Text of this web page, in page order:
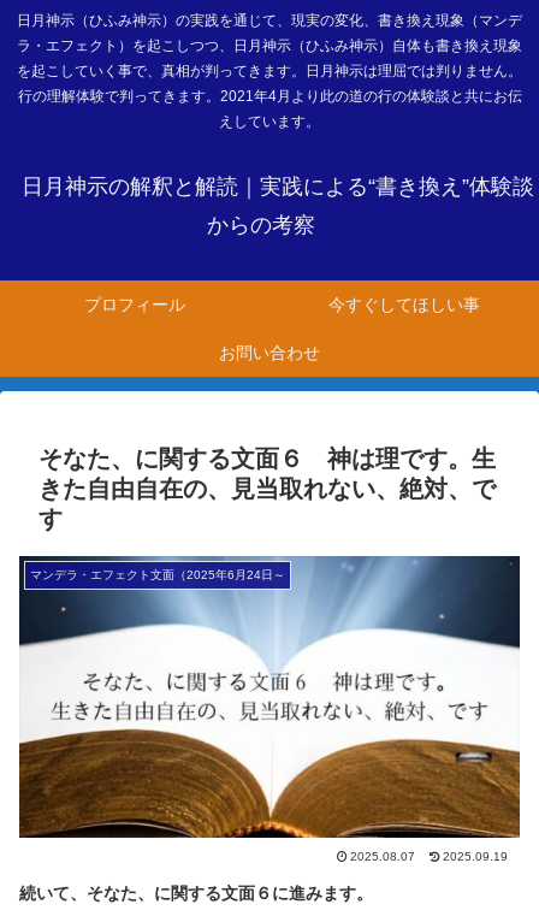
日月神示（ひふみ神示）の実践を通じて、現実の変化、書き換え現象（マンデ
ラ・エフェクト）を起こしつつ、日月神示（ひふみ神示）自体も書き換え現象
を起こしていく事で、真相が判ってきます。日月神示は理屈では判りません。
行の理解体験で判ってきます。2021年4月より此の道の行の体験談と共にお伝
えしています。
日月神示の解釈と解読｜実践による“書き換え”体験談
からの考察
プロフィール 今すぐしてほしい事
お問い合わせ
そなた、に関する文面６ 神は理です。生
きた自由自在の、見当取れない、絶対、で
す
マンデラ・エフェクト文面（2025年6月24日～
2025.08.07 2025.09.19
続いて、そなた、に関する文面６に進みます。